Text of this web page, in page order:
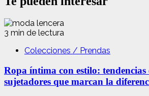
3 min de lectura
Colecciones / Prendas
Ropa íntima con estilo: tendencias
sujetadores que marcan la